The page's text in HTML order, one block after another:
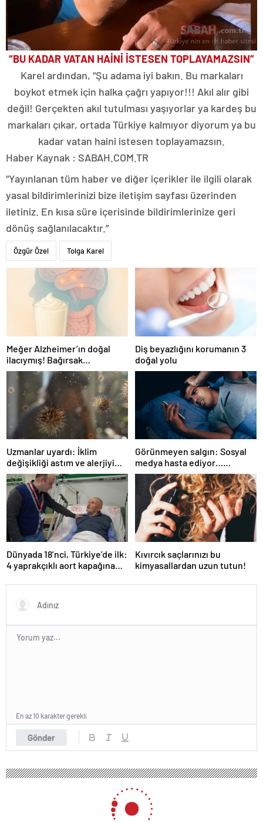
“BU KADAR VATAN HAİNİ İSTESEN TOPLAYAMAZSIN”
Karel ardından, “Şu adama iyi bakın. Bu markaları
boykot etmek için halka çağrı yapıyor!!! Akıl alır gibi
değil! Gerçekten akıl tutulması yaşıyorlar ya kardeş bu
markaları çıkar, ortada Türkiye kalmıyor diyorum ya bu
kadar vatan haini istesen toplayamazsın.
Haber Kaynak : SABAH.COM.TR
“Yayınlanan tüm haber ve diğer içerikler ile ilgili olarak
yasal bildirimlerinizi bize iletişim sayfası üzerinden
iletiniz. En kısa süre içerisinde bildirimlerinize geri
dönüş sağlanılacaktır.”
Özgür Özel Tolga Karel
Meğer Alzheimer’ın doğal
ilacıymış! Bağırsak
iltihaplanmasını önlüyor…
Diş beyazlığını korumanın 3
doğal yolu
Uzmanlar uyardı: İklim
değişikliği astım ve alerjiyi
tetikliyor
Görünmeyen salgın: Sosyal
medya hasta ediyor…
Fiziksel, duygusal, zihinsel
etkilerine inanamayacaksınız
Dünyada 18’nci, Türkiye’de ilk:
4 yaprakçıklı aort kapağına
Kıvırcık saçlarınızı bu
kimyasallardan uzun tutun!
Gönder
En az 10 karakter gerekli
Geleceğin miyop ve kambur zombileri!